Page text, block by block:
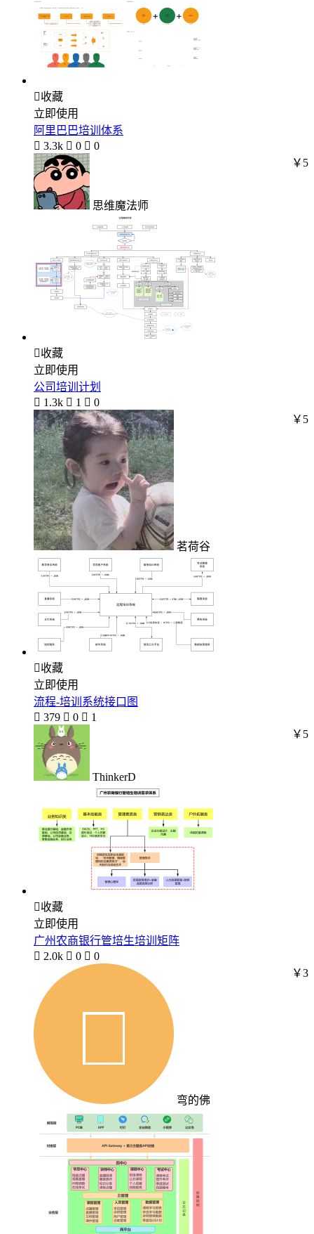
收藏
立即使用
阿里巴巴培训体系
 3.3k  0  0
思维魔法师
￥5
收藏
立即使用
公司培训计划
 1.3k  1  0
茗荷谷
￥5
收藏
立即使用
流程-培训系统接口图
 379  0  1
ThinkerD
￥5
收藏
立即使用
广州农商银行管培生培训矩阵
 2.0k  0  0
弯的佛
￥3